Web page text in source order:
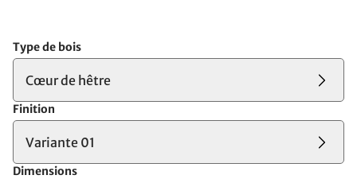
Type de bois
Cœur de hêtre
Finition
Variante 01
Dimensions